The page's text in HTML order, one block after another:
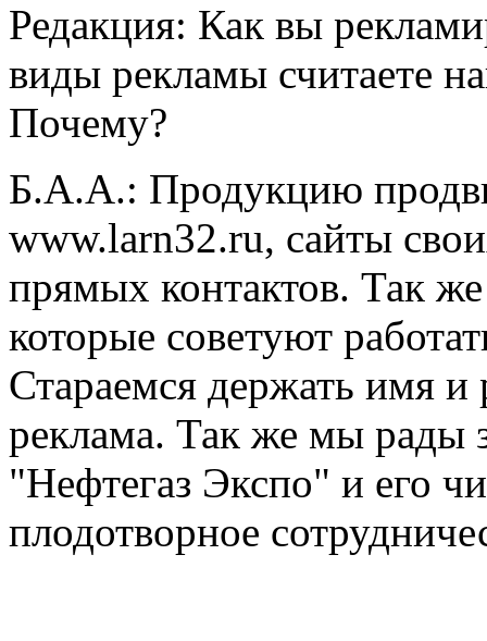
Редакция: Как вы
виды рекламы считаете
Почему?
Б.А.А.: Продукцию
www.larn32.ru, сайты
прямых контактов. Так
которые советуют
Стараемся держать имя
реклама. Так же мы рады
"Нефтегаз Экспо" и его
плодотворное